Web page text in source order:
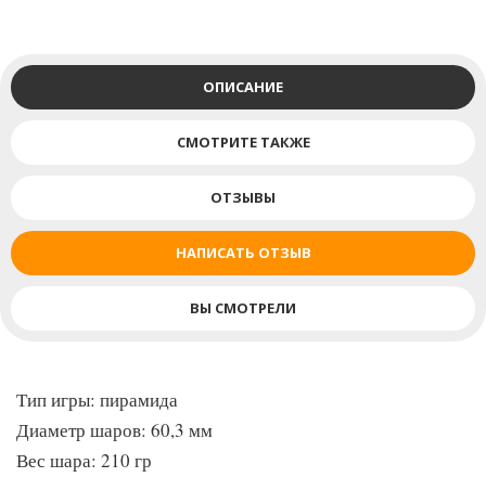
ОПИСАНИЕ
СМОТРИТЕ ТАКЖЕ
ОТЗЫВЫ
НАПИСАТЬ ОТЗЫВ
ВЫ СМОТРЕЛИ
Тип игры: пирамида
Диаметр шаров: 60,3 мм
Вес шара: 210 гр